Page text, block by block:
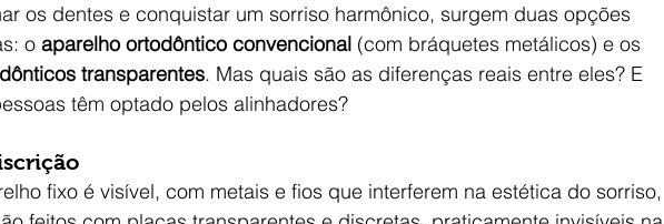
os dentes e conquistar um sorriso harmônico, surgem duas opções
o aparelho ortodôntico convencional (com bráquetes metálicos) e os
transparentes. Mas quais são as diferenças reais entre eles? E
têm optado pelos alinhadores?
fixo é visível, com metais e fios que interferem na estética do sorriso,